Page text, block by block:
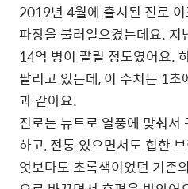
2019년 4월에 출시된 진로
파장을 불러일으켰는데요.
14억 병이 팔릴 정도였어요.
팔리고 있는데, 이 수치는 1
과 같아요.
진로는 뉴트로 열풍에 맞춰서
하고, 전통 있으면서도 힙한
엇보다도 초록색이었던 기존